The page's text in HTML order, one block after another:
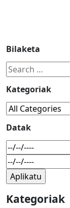
Bilaketa
Kategoriak
Datak
Kategoriak